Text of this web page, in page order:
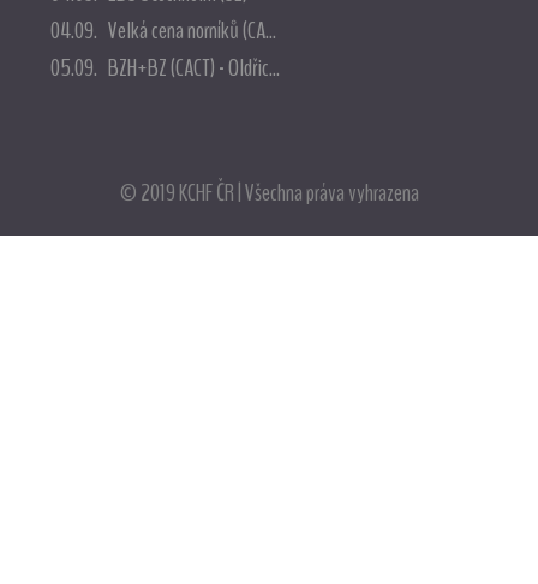
04.09. Velká cena norníků (CA...
05.09. BZH+BZ (CACT) - Oldřic...
© 2019 KCHF ČR | Všechna práva vyhrazena